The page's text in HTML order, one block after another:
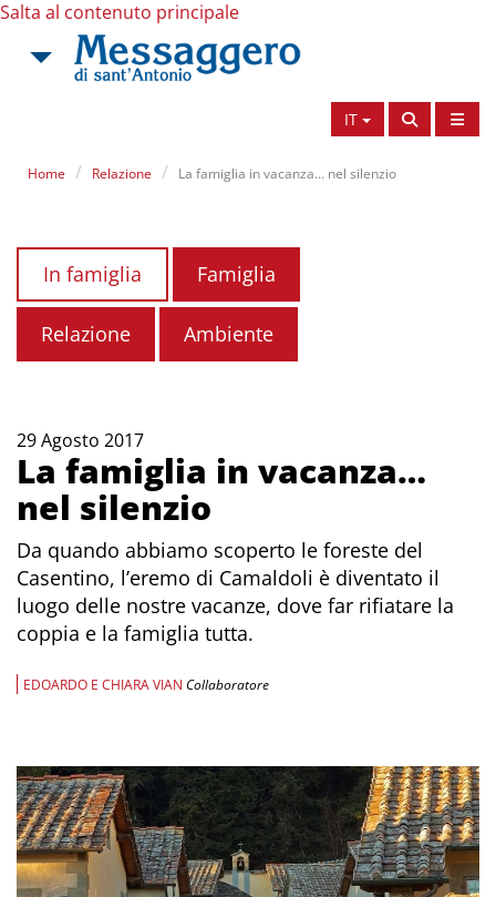
Salta al contenuto principale
IT
Home Relazione La famiglia in vacanza… nel silenzio
In famiglia Famiglia
Relazione Ambiente
29 Agosto 2017
La famiglia in vacanza…
nel silenzio
Da quando abbiamo scoperto le foreste del
Casentino, l’eremo di Camaldoli è diventato il
luogo delle nostre vacanze, dove far rifiatare la
coppia e la famiglia tutta.
EDOARDO E CHIARA VIAN Collaboratore